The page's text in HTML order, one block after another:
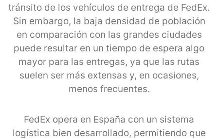
tránsito de los vehículos de entrega de FedEx.
Sin embargo, la baja densidad de población
en comparación con las grandes ciudades
puede resultar en un tiempo de espera algo
mayor para las entregas, ya que las rutas
suelen ser más extensas y, en ocasiones,
menos frecuentes.
FedEx opera en España con un sistema
logística bien desarrollado, permitiendo que